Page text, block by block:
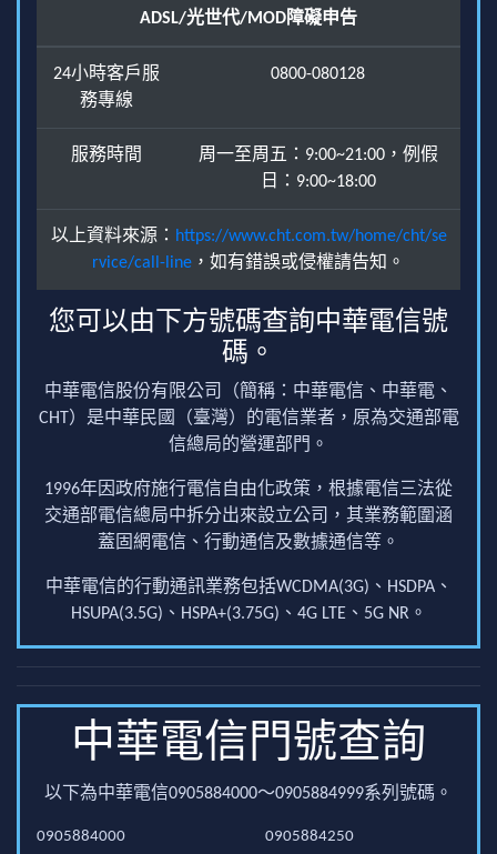
ADSL/光世代/MOD障礙申告
24小時客戶服
務專線
0800-080128
服務時間
周一至周五：9:00~21:00，例假
日：9:00~18:00
以上資料來源： https://www.cht.com.tw/home/cht/se
rvice/call-line ，如有錯誤或侵權請告知。
您可以由下方號碼查詢中華電信號
碼。
中華電信股份有限公司（簡稱：中華電信、中華電、
CHT）是中華民國（臺灣）的電信業者，原為交通部電
信總局的營運部門。
1996年因政府施行電信自由化政策，根據電信三法從
交通部電信總局中拆分出來設立公司，其業務範圍涵
蓋固網電信、行動通信及數據通信等。
中華電信的行動通訊業務包括WCDMA(3G)、HSDPA、
HSUPA(3.5G)、HSPA+(3.75G)、4G LTE、5G NR。
中華電信門號查詢
以下為中華電信0905884000～0905884999系列號碼。
0905884000 0905884250